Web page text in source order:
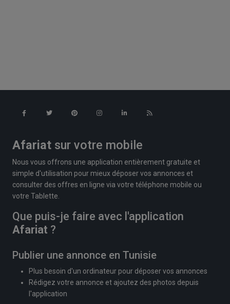
Afariat sur votre mobile
Nous vous offrons une application entièrement gratuite et
simple d'utilisation pour mieux déposer vos annonces et
consulter des offres en ligne via votre téléphone mobile ou
votre Tablette.
Que puis-je faire avec l'application
Afariat ?
Publier une annonce en Tunisie
Plus besoin d'un ordinateur pour déposer vos annonces
Rédigez votre annonce et ajoutez des photos depuis
l'application